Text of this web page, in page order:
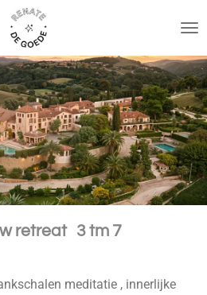
retreat 3 tm 7
meditatie , innerlijke